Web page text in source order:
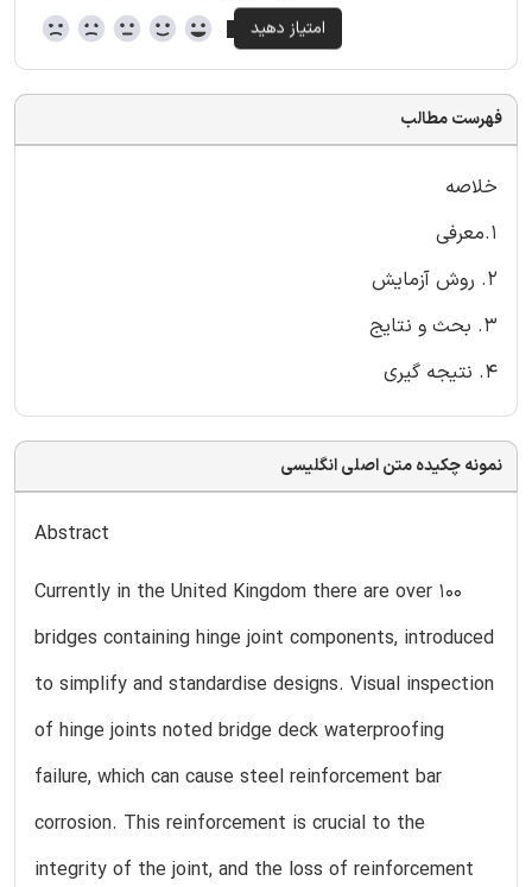
فهرست مطالب
خلاصه
1.معرفی
2. روش آزمایش
3. بحث و نتایج
4. نتیجه گیری
نمونه چکیده متن اصلی انگلیسی
Abstract
Currently in the United Kingdom there are over 100
bridges containing hinge joint components, introduced
to simplify and standardise designs. Visual inspection
of hinge joints noted bridge deck waterproofing
failure, which can cause steel reinforcement bar
corrosion. This reinforcement is crucial to the
integrity of the joint, and the loss of reinforcement